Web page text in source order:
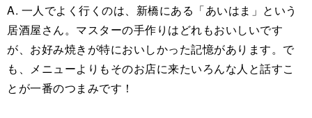
A. 一人でよく行くのは、新橋にある「あいはま」という
居酒屋さん。マスターの手作りはどれもおいしいです
が、お好み焼きが特においしかった記憶があります。で
も、メニューよりもそのお店に来たいろんな人と話すこ
とが一番のつまみです！